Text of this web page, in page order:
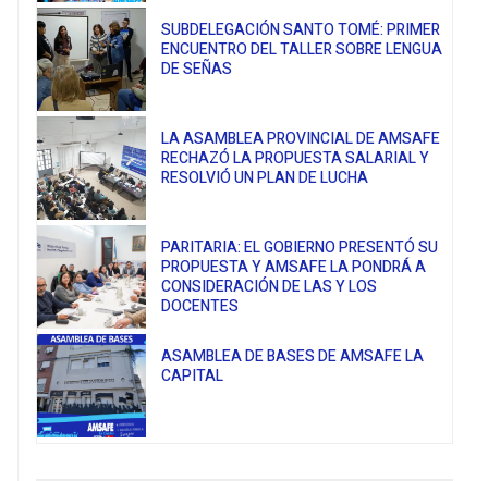
SUBDELEGACIÓN SANTO TOMÉ: PRIMER
ENCUENTRO DEL TALLER SOBRE LENGUA
DE SEÑAS
LA ASAMBLEA PROVINCIAL DE AMSAFE
RECHAZÓ LA PROPUESTA SALARIAL Y
RESOLVIÓ UN PLAN DE LUCHA
PARITARIA: EL GOBIERNO PRESENTÓ SU
PROPUESTA Y AMSAFE LA PONDRÁ A
CONSIDERACIÓN DE LAS Y LOS
DOCENTES
ASAMBLEA DE BASES DE AMSAFE LA
CAPITAL